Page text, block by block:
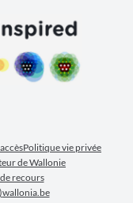
Politique vie privée
de Wallonie
recours
wallonia.be